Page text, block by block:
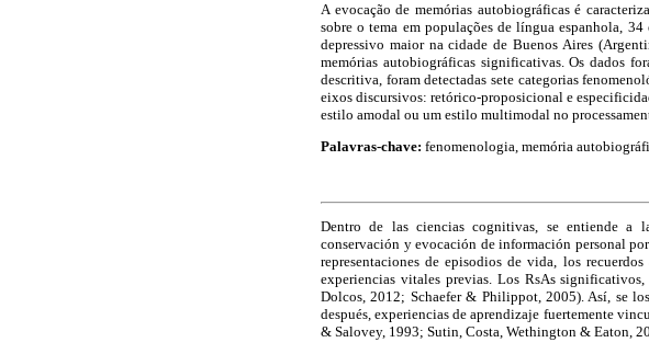
A evocação de memórias autobiográficas é
sobre o tema em populações de língua espanhola,
depressivo maior na cidade de Buenos Aires
memórias autobiográficas significativas. Os dados
descritiva, foram detectadas sete categorias
eixos discursivos: retórico-proposicional e
estilo amodal ou um estilo multimodal no
Palavras-chave: fenomenologia, memória
Dentro de las ciencias cognitivas, se entiende a
conservación y evocación de información personal
representaciones de episodios de vida, los
experiencias vitales previas. Los RsAs
Dolcos, 2012; Schaefer & Philippot, 2005). Así, se
después, experiencias de aprendizaje fuertemente
& Salovey, 1993; Sutin, Costa, Wethington & Eaton,